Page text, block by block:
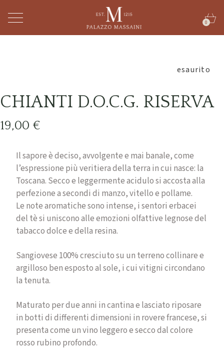
0
esaurito
CHIANTI D.O.C.G. RISERVA
19,00 €
Il sapore è deciso, avvolgente e mai banale, come
l’espressione più veritiera della terra in cui nasce: la
Toscana. Secco e leggermente acidulo si accosta alla
perfezione a secondi di manzo, vitello e pollame.
Le note aromatiche sono intense, i sentori erbacei
del tè si uniscono alle emozioni olfattive legnose del
tabacco dolce e della resina.
Sangiovese 100% cresciuto su un terreno collinare e
argilloso ben esposto al sole, i cui vitigni circondano
la tenuta.
Maturato per due anni in cantina e lasciato riposare
in botti di differenti dimensioni in rovere francese, si
presenta come un vino leggero e secco dal colore
rosso rubino profondo.